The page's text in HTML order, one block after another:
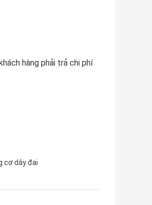
hàng phải trả chi phí
cơ dây đai